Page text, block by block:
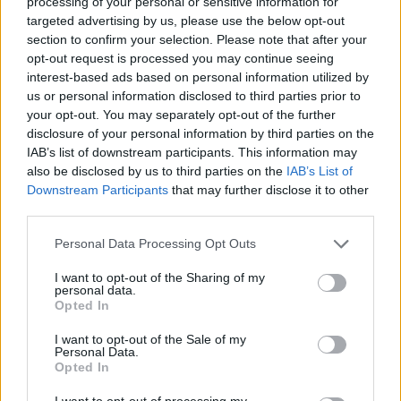
targeted advertising by us, please use the below opt-out
section to confirm your selection. Please note that after your
opt-out request is processed you may continue seeing
interest-based ads based on personal information utilized by
us or personal information disclosed to third parties prior to
your opt-out. You may separately opt-out of the further
disclosure of your personal information by third parties on the
IAB’s list of downstream participants. This information may
also be disclosed by us to third parties on the IAB’s List of
Downstream Participants that may further disclose it to other
Personal Data Processing Opt Outs
I want to opt-out of the Sharing of my
personal data.
Opted In
I want to opt-out of the Sale of my
Personal Data.
Opted In
– Vi är en väldigt bra grupp och det ska bli kul. Man